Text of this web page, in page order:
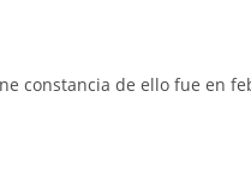
constancia de ello fue en